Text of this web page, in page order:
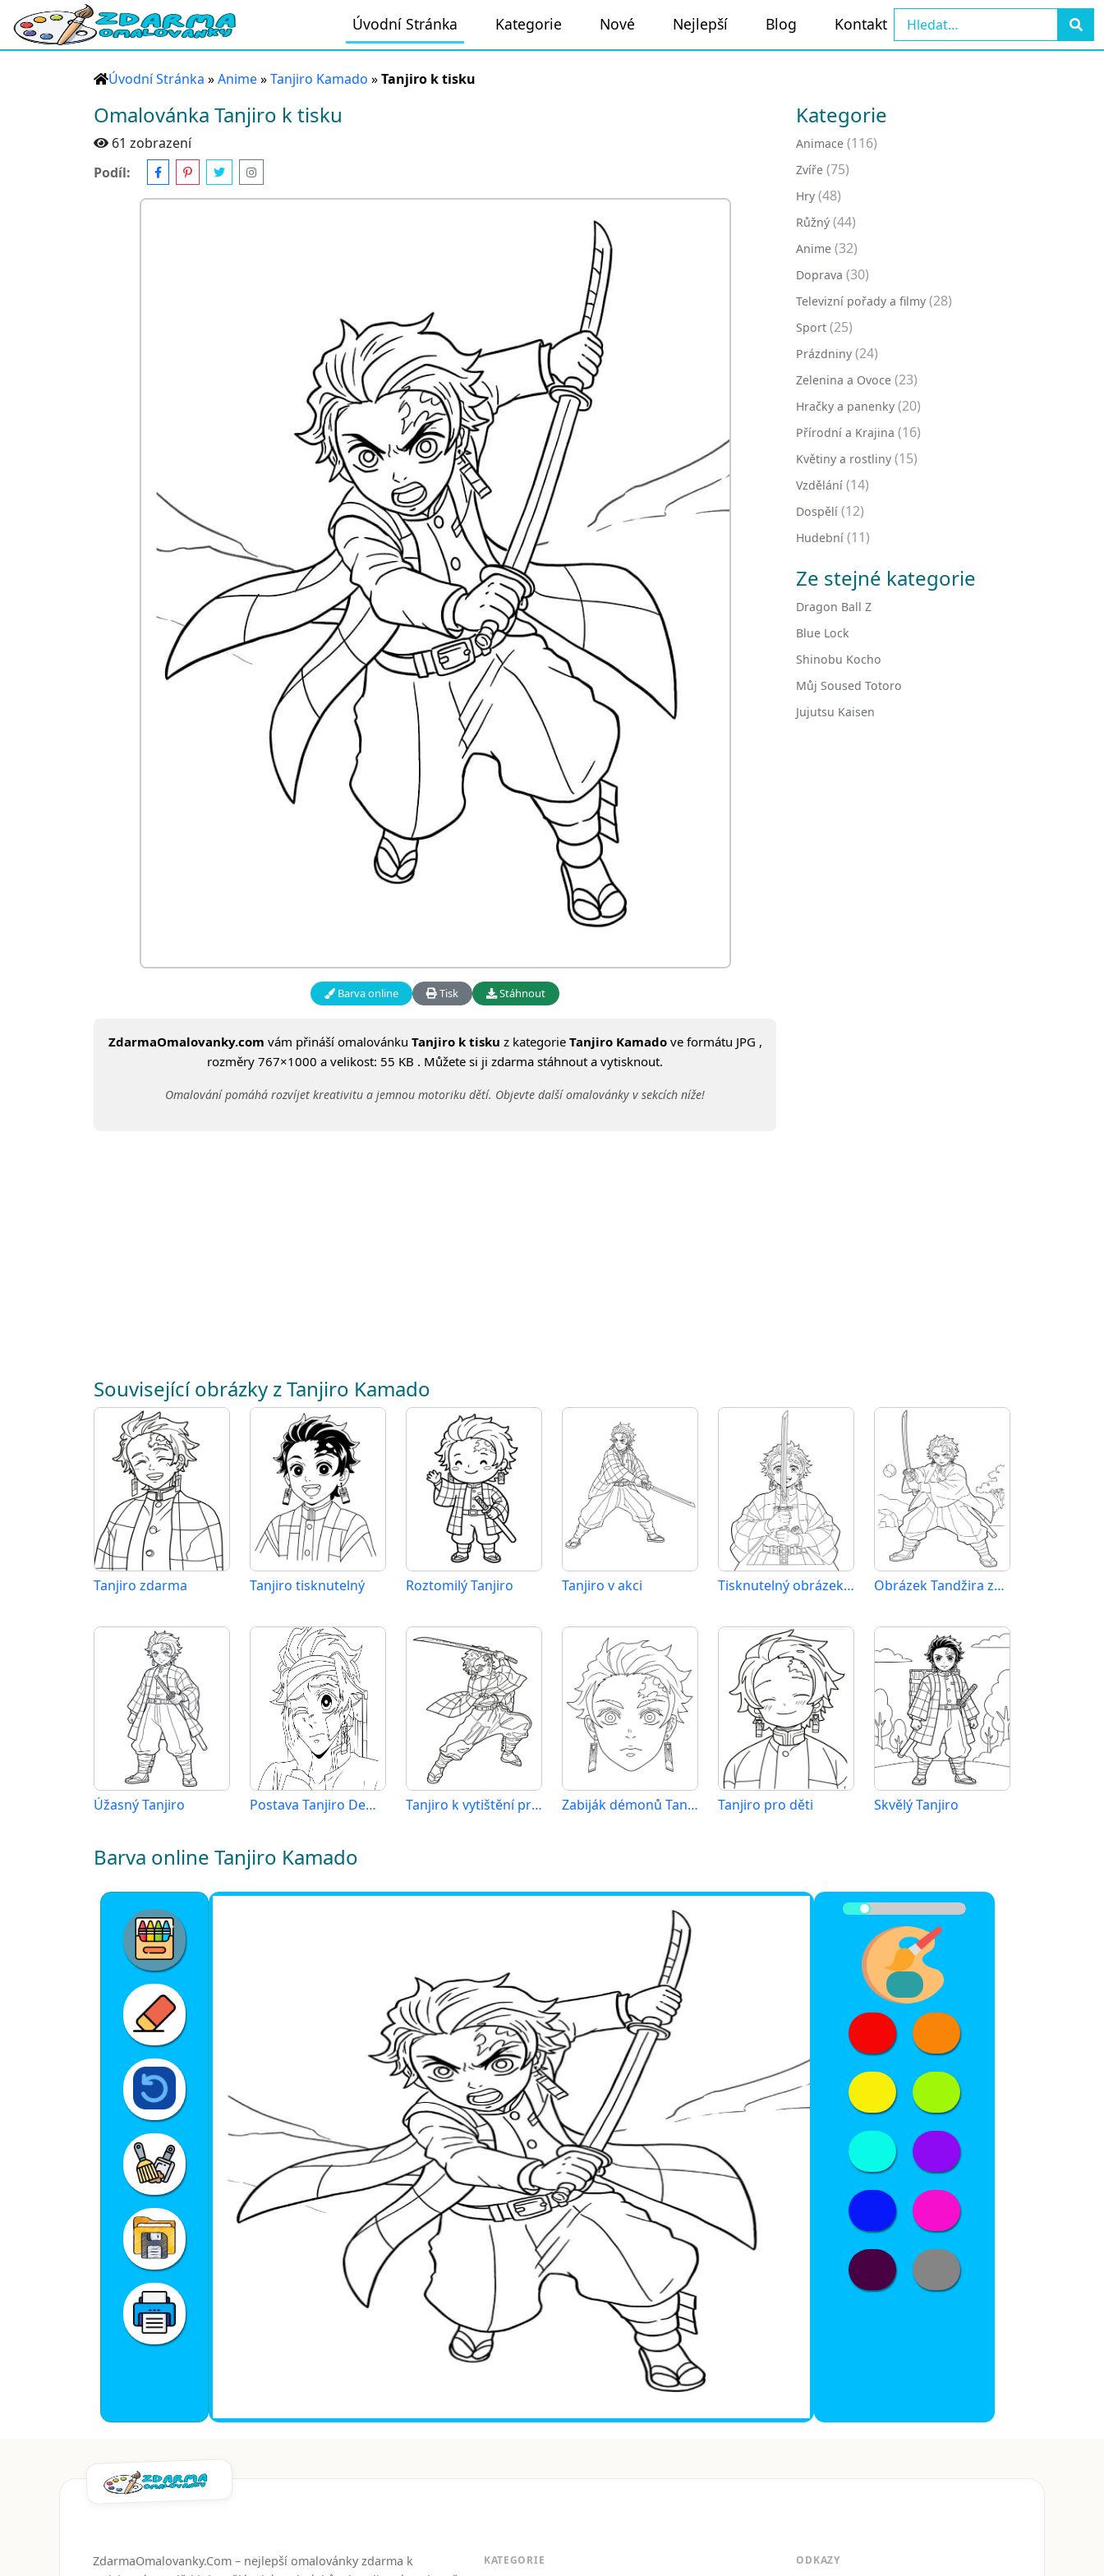
Úvodní Stránka Kategorie Nové Nejlepší Blog Kontakt
Úvodní Stránka »Anime»Tanjiro Kamado »Tanjiro k tisku
Omalovánka Tanjiro k tisku
61 zobrazení
Podíl:
Barva online Tisk Stáhnout
ZdarmaOmalovanky.com vám přináší omalovánku Tanjiro k tisku z kategorie Tanjiro Kamadove formátu JPG ,
rozměry 767×1000 a velikost: 55 KB . Můžete si ji zdarma stáhnout a vytisknout.
Omalování pomáhá rozvíjet kreativitu a jemnou motoriku dětí. Objevte další omalovánky v sekcích níže!
Kategorie
Animace (116)
Zvíře (75)
Hry (48)
Růžný (44)
Anime (32)
Doprava (30)
Televizní pořady a filmy (28)
Sport (25)
Prázdniny (24)
Zelenina a Ovoce (23)
Hračky a panenky (20)
Přírodní a Krajina (16)
Květiny a rostliny (15)
Vzdělání (14)
Dospělí (12)
Hudební (11)
Ze stejné kategorie
Dragon Ball Z
Blue Lock
Shinobu Kocho
Můj Soused Totoro
Jujutsu Kaisen
Související obrázky z Tanjiro Kamado
Tanjiro zdarma Tanjiro tisknutelný Roztomilý Tanjiro Tanjiro v akci Tisknutelný obrázek Tandžira Obrázek Tandžira zdarma
Úžasný Tanjiro Postava Tanjiro Demon Slayer Tanjiro k vytištění pro děti Zabiják démonů Tanjiro Tanjiro pro děti Skvělý Tanjiro
Barva online Tanjiro Kamado
ZdarmaOmalovanky.Com – nejlepší omalovánky zdarma k
KATEGORIE ODKAZY